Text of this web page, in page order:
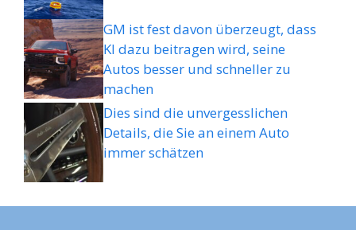
GM ist fest davon überzeugt, dass
KI dazu beitragen wird, seine
Autos besser und schneller zu
machen
Dies sind die unvergesslichen
Details, die Sie an einem Auto
immer schätzen